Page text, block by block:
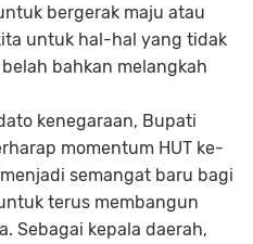
bergerak maju atau
untuk hal-hal yang tidak
bahkan melangkah
kenegaraan, Bupati
momentum HUT ke-
semangat baru bagi
terus membangun
Sebagai kepala daerah,